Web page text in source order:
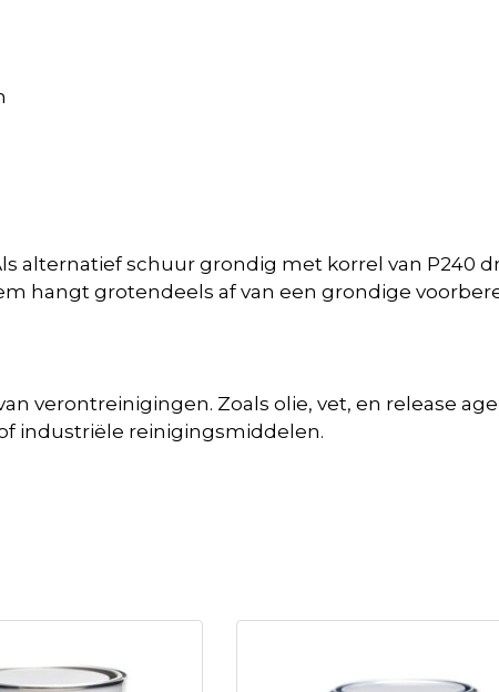
alternatief schuur grondig met korrel van P240
hangt grotendeels af van een grondige
verontreinigingen. Zoals olie, vet, en release
industriële reinigingsmiddelen.